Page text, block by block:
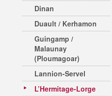
Dinan
Duault / Kerhamon
Guingamp /
Malaunay
(Ploumagoar)
Lannion-Servel
L’Hermitage-Lorge